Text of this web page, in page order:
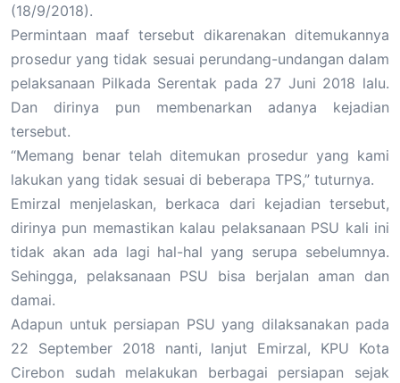
(18/9/2018).
Permintaan maaf tersebut dikarenakan ditemukannya
prosedur yang tidak sesuai perundang-undangan dalam
pelaksanaan Pilkada Serentak pada 27 Juni 2018 lalu.
Dan dirinya pun membenarkan adanya kejadian
tersebut.
“Memang benar telah ditemukan prosedur yang kami
lakukan yang tidak sesuai di beberapa TPS,” tuturnya.
Emirzal menjelaskan, berkaca dari kejadian tersebut,
dirinya pun memastikan kalau pelaksanaan PSU kali ini
tidak akan ada lagi hal-hal yang serupa sebelumnya.
Sehingga, pelaksanaan PSU bisa berjalan aman dan
damai.
Adapun untuk persiapan PSU yang dilaksanakan pada
22 September 2018 nanti, lanjut Emirzal, KPU Kota
Cirebon sudah melakukan berbagai persiapan sejak